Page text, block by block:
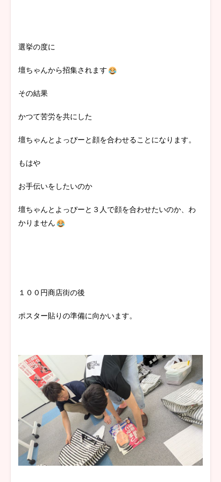
選挙の度に
壇ちゃんから招集されます
その結果
かつて苦労を共にした
壇ちゃんとよっぴーと顔を合わせることになります。
もはや
お手伝いをしたいのか
壇ちゃんとよっぴーと３人で顔を合わせたいのか、わ
かりません
１００円商店街の後
ポスター貼りの準備に向かいます。